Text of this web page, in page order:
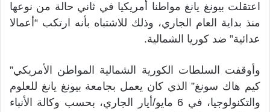
اعتقلت بيونغ يانغ مواطنا أمريكيا في ثاني حالة من نوعها
منذ بداية العام الجاري، وذلك للاشتباه بأنه ارتكب “أعمالا
عدائية” ضد كوريا الشمالية.
وأوقفت السلطات الكورية الشمالية المواطن الأمريكي”
كيم هاك سونغ” الذي كان يعمل بجامعة بيونغ يانغ للعلوم
والتكنولوجيا، في 6 مايو/أيار الجاري، بحسب وكالة الأنباء